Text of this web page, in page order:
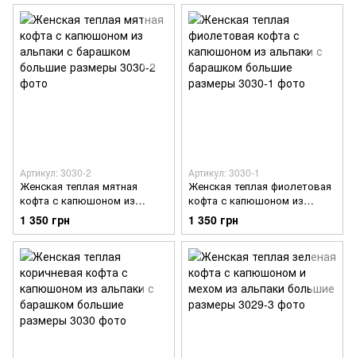
Артикул: 3030-2
Женская теплая мятная
кофта с капюшоном из
альпаки с барашком
большие размеры
1 350 грн
Артикул: 3030-1
Женская теплая фиолетовая
кофта с капюшоном из
альпаки с барашком
большие размеры
1 350 грн